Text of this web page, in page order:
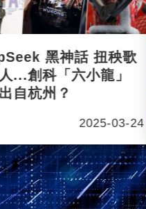
黑神話 扭秧歌
...創科「六小龍」
自杭州？
2025-03-24